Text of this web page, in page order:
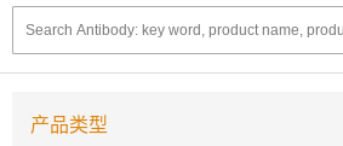
产品类型